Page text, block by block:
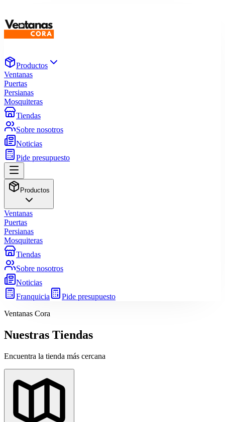
Productos
Ventanas
Puertas
Persianas
Mosquiteras
Tiendas
Sobre nosotros
Noticias
Pide presupuesto
Productos
Ventanas
Puertas
Persianas
Mosquiteras
Tiendas
Sobre nosotros
Noticias
Franquicia
Pide presupuesto
Ventanas Cora
Nuestras Tiendas
Encuentra la tienda más cercana